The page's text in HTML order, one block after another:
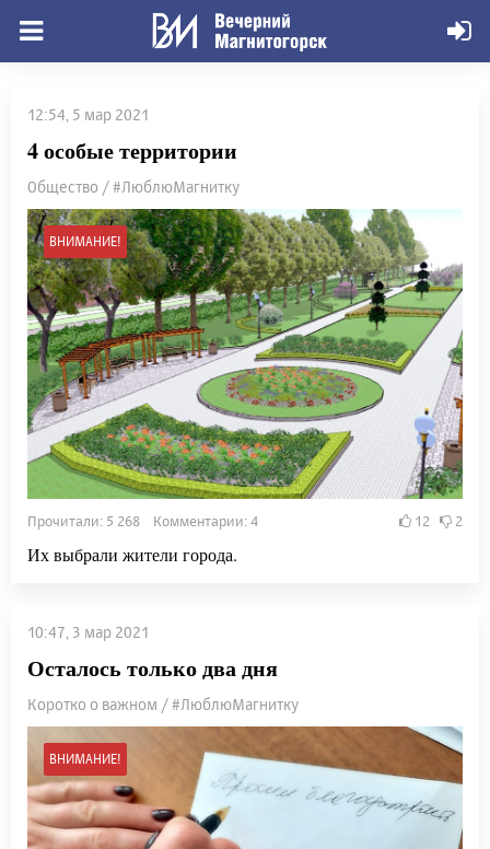
12:54, 5 мар 2021
4 особые территории
Общество / #ЛюблюМагнитку
ВНИМАНИЕ!
Прочитали: 5 268 Комментарии: 4 12 2
Их выбрали жители города.
10:47, 3 мар 2021
Осталось только два дня
Коротко о важном / #ЛюблюМагнитку
ВНИМАНИЕ!